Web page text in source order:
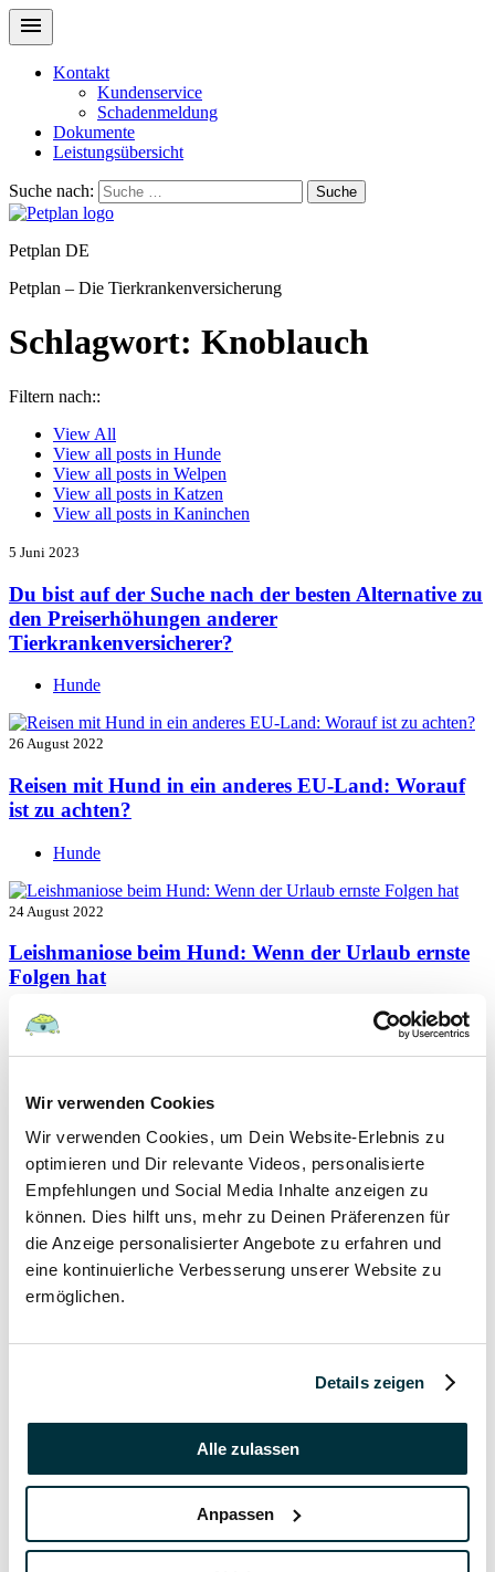
Wir verwenden Cookies
Wir verwenden Cookies, um Dein Website-Erlebnis zu
optimieren und Dir relevante Videos, personalisierte
Empfehlungen und Social Media Inhalte anzeigen zu
können. Dies hilft uns, mehr zu Deinen Präferenzen für
die Anzeige personalisierter Angebote zu erfahren und
eine kontinuierliche Verbesserung unserer Website zu
ermöglichen.
Details zeigen
Alle zulassen
Anpassen
Kontakt
Kundenservice
Schadenmeldung
Dokumente
Leistungsübersicht
Suche nach: Suche
Petplan DE
Petplan – Die Tierkrankenversicherung
Schlagwort: Knoblauch
Filtern nach::
View All
View all posts in Hunde
View all posts in Welpen
View all posts in Katzen
View all posts in Kaninchen
5 Juni 2023
Du bist auf der Suche nach der besten Alternative zu
den Preiserhöhungen anderer
Tierkrankenversicherer?
Hunde
26 August 2022
Reisen mit Hund in ein anderes EU-Land: Worauf
ist zu achten?
Hunde
24 August 2022
Leishmaniose beim Hund: Wenn der Urlaub ernste
Folgen hat
Hunde
22 August 2022
Hundefutter und Wasser im Urlaub: Worauf sollte
besonders geachtet werden?
Hunde
17 August 2022
Was dürfen Katzen nicht essen?
Katzen
Vitamin B für den Hund: Für was ist es wichtig?
Hunde
13 August 2022